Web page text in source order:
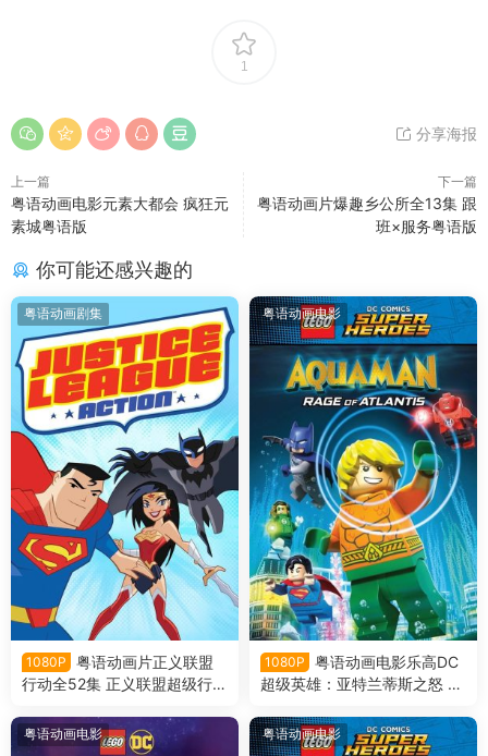
1
分享海报
上一篇
粤语动画电影元素大都会 疯狂元
素城粤语版
下一篇
粤语动画片爆趣乡公所全13集 跟
班×服务粤语版
你可能还感兴趣的
粤语动画剧集
1080P
粤语动画片正义联盟
行动全52集 正义联盟超级行动
粤语动画电影
1080P
粤语动画电影乐高DC
超级英雄：亚特兰蒂斯之怒 乐
兰提斯之怒粤语版
粤语动画电影 粤语动画电影